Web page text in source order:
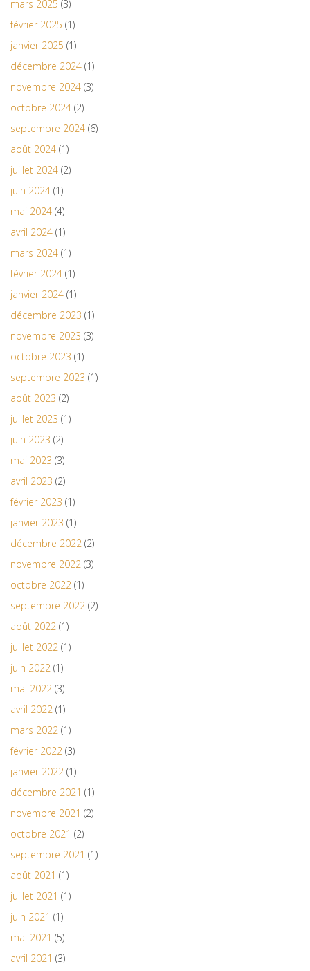
mars 2025 (3)
février 2025 (1)
janvier 2025 (1)
décembre 2024 (1)
novembre 2024 (3)
octobre 2024 (2)
septembre 2024 (6)
août 2024 (1)
juillet 2024 (2)
juin 2024 (1)
mai 2024 (4)
avril 2024 (1)
mars 2024 (1)
février 2024 (1)
janvier 2024 (1)
décembre 2023 (1)
novembre 2023 (3)
octobre 2023 (1)
septembre 2023 (1)
août 2023 (2)
juillet 2023 (1)
juin 2023 (2)
mai 2023 (3)
avril 2023 (2)
février 2023 (1)
janvier 2023 (1)
décembre 2022 (2)
novembre 2022 (3)
octobre 2022 (1)
septembre 2022 (2)
août 2022 (1)
juillet 2022 (1)
juin 2022 (1)
mai 2022 (3)
avril 2022 (1)
mars 2022 (1)
février 2022 (3)
janvier 2022 (1)
décembre 2021 (1)
novembre 2021 (2)
octobre 2021 (2)
septembre 2021 (1)
août 2021 (1)
juillet 2021 (1)
juin 2021 (1)
mai 2021 (5)
avril 2021 (3)